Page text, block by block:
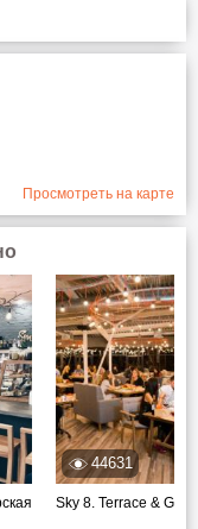
Просмотреть на карте
44631
Sky 8. Terrace & Grill